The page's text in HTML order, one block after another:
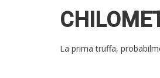
La prima truffa,